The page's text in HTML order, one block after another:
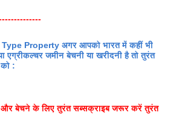
Property अगर आपको भारत में कहीं भी
एग्रीकल्चर जमीन बेचनी या खरीदनी है तो तुरंत
:
और बेचने के लिए तुरंत सब्सक्राइब जरूर करें तुरंत